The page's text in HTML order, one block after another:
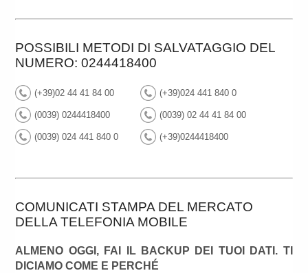
POSSIBILI METODI DI SALVATAGGIO DEL
NUMERO: 0244418400
(+39)02 44 41 84 00 (+39)024 441 840 0
(0039) 0244418400 (0039) 02 44 41 84 00
(0039) 024 441 840 0 (+39)0244418400
COMUNICATI STAMPA DEL MERCATO
DELLA TELEFONIA MOBILE
ALMENO OGGI, FAI IL BACKUP DEI TUOI DATI. TI
DICIAMO COME E PERCHÉ